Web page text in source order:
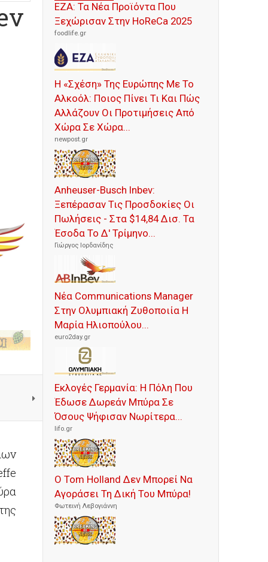
ΕΖΑ: Τα Νέα Προϊόντα Που
Ξεχώρισαν Στην HoReCa 2025
foodlife.gr
Η «Σχέση» Της Ευρώπης Με Το
Αλκοόλ: Ποιος Πίνει Τι Και Πώς
Αλλάζουν Οι Προτιμήσεις Από
Χώρα Σε Χώρα...
newpost.gr
Anheuser-Busch Inbev:
Ξεπέρασαν Τις Προσδοκίες Οι
Πωλήσεις - Στα $14,84 Δισ. Τα
Έσοδα Το Δ' Τρίμηνο...
Γιώργος Ιορδανίδης
Νέα Communications Manager
Στην Ολυμπιακή Ζυθοποιία Η
Μαρία Ηλιοπούλου...
euro2day.gr
Εκλογές Γερμανία: Η Πόλη Που
Έδωσε Δωρεάν Μπύρα Σε
Όσους Ψήφισαν Νωρίτερα...
lifo.gr
Ο Tom Holland Δεν Μπορεί Να
Αγοράσει Τη Δική Του Μπύρα!
Φωτεινή Λεβογιάννη